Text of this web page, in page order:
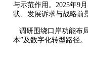
与示范作用。2025年9
状、发展诉求与战略前
调研围绕口岸功能布
本”及数字化转型路径。